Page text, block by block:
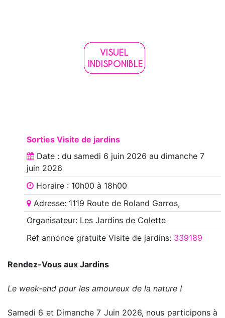
Sorties Visite de jardins
Date : du samedi 6 juin 2026 au dimanche 7
juin 2026
Horaire : 10h00 à 18h00
Adresse: 1119 Route de Roland Garros,
Organisateur: Les Jardins de Colette
Ref annoncegratuite Visite de jardins: 339189
Rendez-Vous aux Jardins
Le week-end pour les amoureux de la nature !
Samedi 6 et Dimanche 7 Juin 2026, nous participons à